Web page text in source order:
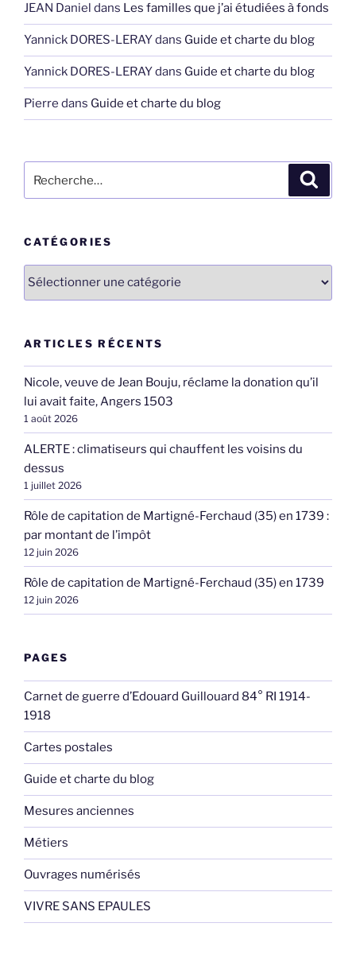
JEAN Daniel dans Les familles que j’ai étudiées à fonds
Yannick DORES-LERAYdans Guide et charte du blog
Yannick DORES-LERAYdans Guide et charte du blog
Pierre dans Guide et charte du blog
pour
CATÉGORIES
ARTICLES RÉCENTS
Nicole, veuve de Jean Bouju, réclame la donation qu’il
lui avait faite, Angers 1503
1 août 2026
ALERTE : climatiseurs qui chauffent les voisins du
dessus
1 juillet 2026
Rôle de capitation de Martigné-Ferchaud (35) en 1739 :
par montant de l’impôt
12 juin 2026
Rôle de capitation de Martigné-Ferchaud (35) en 1739
12 juin 2026
PAGES
Carnet de guerre d’Edouard Guillouard 84° RI 1914-
1918
Cartes postales
Guide et charte du blog
Mesures anciennes
Métiers
Ouvrages numérisés
VIVRE SANS EPAULES